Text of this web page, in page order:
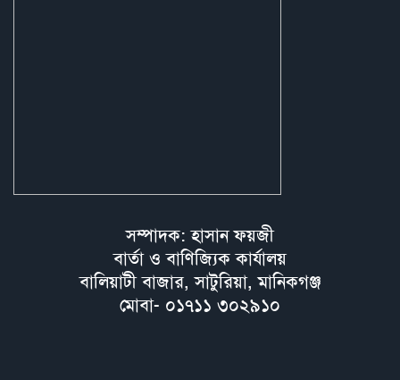
সম্পাদক: হাসান ফয়জী
বার্তা ও বাণিজ্যিক কার্যালয়
বালিয়াটী বাজার, সাটুরিয়া, মানিকগঞ্জ
মোবা- ০১৭১১ ৩০২৯১০